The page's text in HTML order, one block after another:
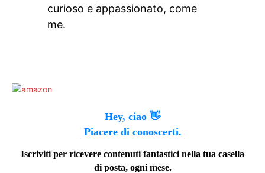
curioso e appassionato, come
me.
Hey, ciao 👋
Piacere di conoscerti.
Iscriviti per ricevere contenuti fantastici nella tua casella
di posta, ogni mese.